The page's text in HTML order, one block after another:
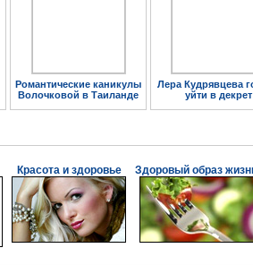
Романтические каникулы
Волочковой в Таиланде
Лера Кудрявцева
уйти в декрет
Красота и здоровье Здоровый образ